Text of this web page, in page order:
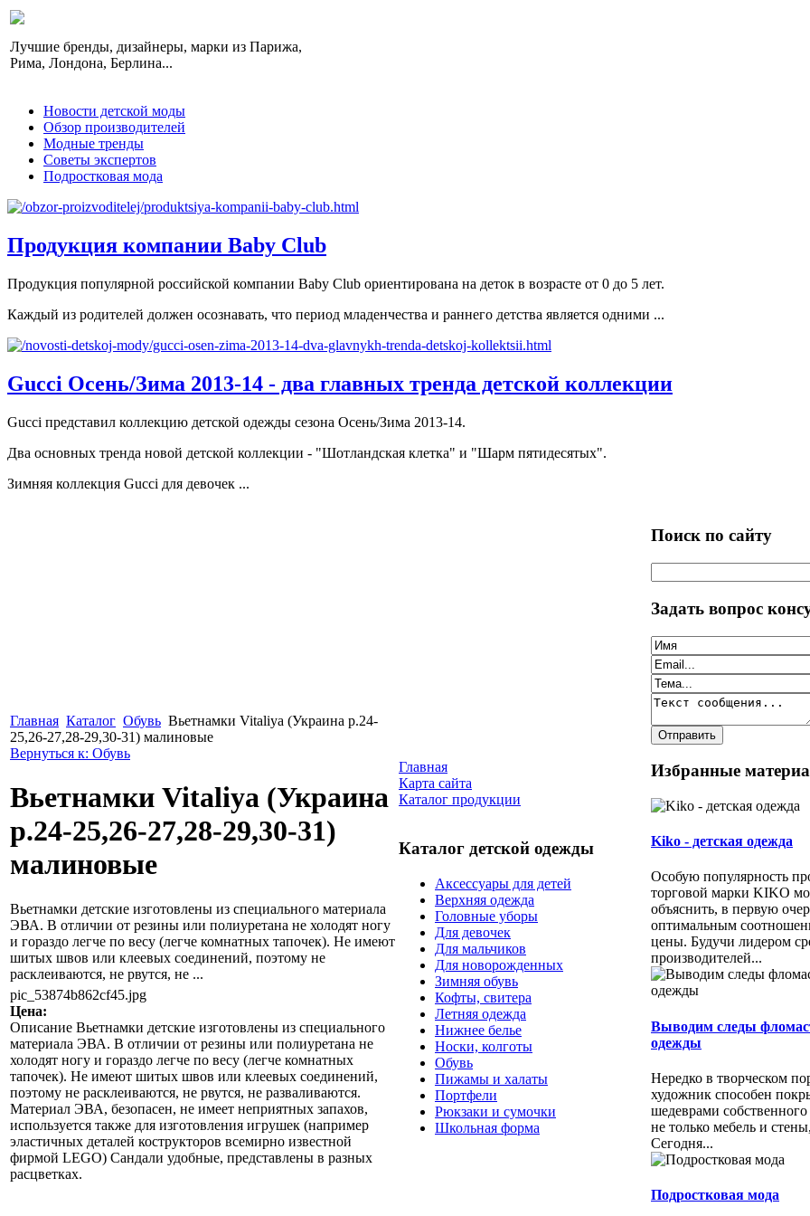
Лучшие бренды, дизайнеры, марки из Парижа,
Рима, Лондона, Берлина...
Новости детской моды
Обзор производителей
Модные тренды
Советы экспертов
Подростковая мода
Продукция компании Baby Club
Продукция популярной российской компании Baby Club ориентирована на деток в возрасте от 0 до 5 лет.
Каждый из родителей должен осознавать, что период младенчества и раннего детства является одними ...
Gucci Осень/Зима 2013-14 - два главных тренда детской коллекции
Gucci представил коллекцию детской одежды сезона Осень/Зима 2013-14.
Два основных тренда новой детской коллекции - "Шотландская клетка" и "Шарм пятидесятых".
Зимняя коллекция Gucci для девочек ...
Главная Каталог Обувь Вьетнамки Vitaliya (Украина р.24-
25,26-27,28-29,30-31) малиновые
Вернуться к: Обувь
Вьетнамки Vitaliya (Украина
р.24-25,26-27,28-29,30-31)
малиновые
Вьетнамки детские изготовлены из специального материала
ЭВА. В отличии от резины или полиуретана не холодят ногу
и гораздо легче по весу (легче комнатных тапочек). Не имеют
шитых швов или клеевых соединений, поэтому не
расклеиваются, не рвутся, не ...
pic_53874b862cf45.jpg
Цена:
Описание Вьетнамки детские изготовлены из специального
материала ЭВА. В отличии от резины или полиуретана не
холодят ногу и гораздо легче по весу (легче комнатных
тапочек). Не имеют шитых швов или клеевых соединений,
поэтому не расклеиваются, не рвутся, не разваливаются.
Материал ЭВА, безопасен, не имеет неприятных запахов,
используется также для изготовления игрушек (например
эластичных деталей кострукторов всемирно известной
фирмой LEGO) Сандали удобные, представлены в разных
расцветках.
Главная
Карта сайта
Каталог продукции
Каталог детской одежды
Аксессуары для детей
Верхняя одежда
Головные уборы
Для девочек
Для мальчиков
Для новорожденных
Зимняя обувь
Кофты, свитера
Летняя одежда
Нижнее белье
Носки, колготы
Обувь
Пижамы и халаты
Портфели
Рюкзаки и сумочки
Школьная форма
Поиск по сайту
Задать вопрос
Избранные
Kiko - детская одежда
Особую популярность
торговой марки KIKO
объяснить, в первую
оптимальным
цены. Будучи лидером
производителей...
Выводим следы
одежды
Нередко в творческом
художник способен
шедеврами собственного
не только мебель и
Сегодня...
Подростковая мода